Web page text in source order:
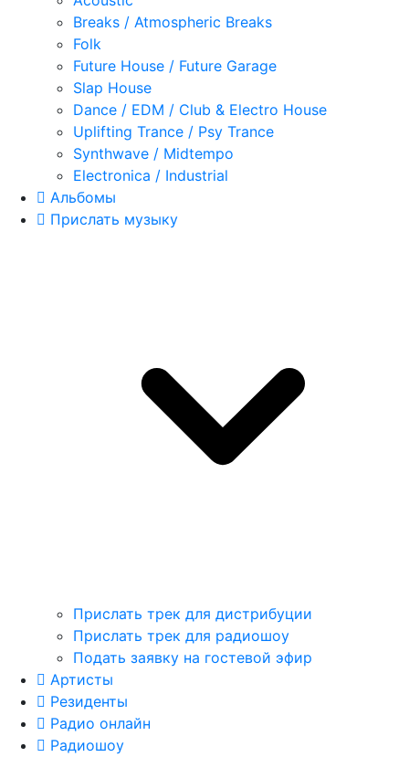
Breaks / Atmospheric Breaks
Folk
Future House / Future Garage
Slap House
Dance / EDM / Club & Electro House
Uplifting Trance / Psy Trance
Synthwave / Midtempo
Electronica / Industrial
Альбомы
Прислать музыку
Прислать трек для дистрибуции
Прислать трек для радиошоу
Подать заявку на гостевой эфир
Артисты
Резиденты
Радио онлайн
Радиошоу